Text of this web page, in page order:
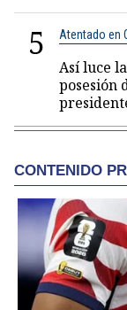
5 Atentado en
Así luce
posesión